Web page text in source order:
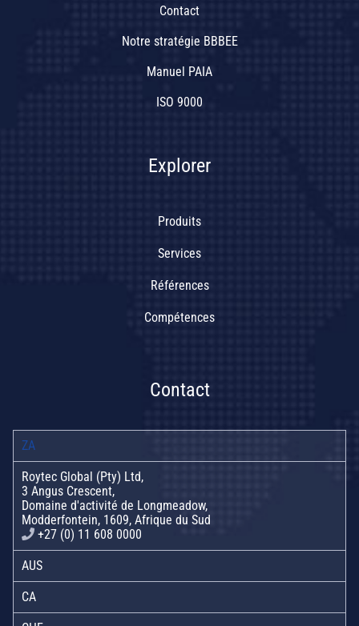
Contact
Notre stratégie BBBEE
Manuel PAIA
ISO 9000
Explorer
Produits
Services
Références
Compétences
Contact
ZA
Roytec Global (Pty) Ltd,
3 Angus Crescent,
Domaine d'activité de Longmeadow,
Modderfontein, 1609, Afrique du Sud
+27 (0) 11 608 0000
AUS
CA